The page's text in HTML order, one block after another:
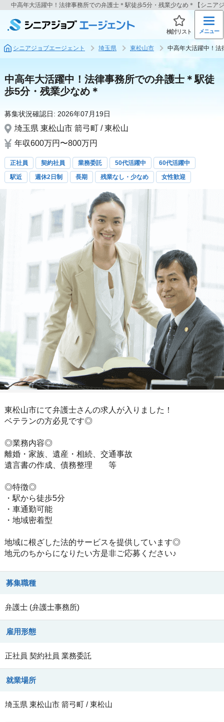
中高年大活躍中！法律事務所での弁護士＊駅徒歩5分・残業少なめ＊【シニア
検討リスト メニュー
シニアジョブエージェント 埼玉県 東松山市 中高年大活躍中！法
中高年大活躍中！法律事務所での弁護士＊駅徒
歩5分・残業少なめ＊
募集状況確認日: 2026年07月19日
埼玉県 東松山市 箭弓町 / 東松山
年収600万円〜800万円
正社員 契約社員 業務委託 50代活躍中
60代活躍中
駅近
週休2日制 長期 残業なし・少なめ 女性歓迎
東松山市にて弁護士さんの求人が入りました！
ベテランの方必見です◎
◎業務内容◎
離婚・家族、遺産・相続、交通事故
遺言書の作成、債務整理 等
◎特徴◎
・駅から徒歩5分
・車通勤可能
・地域密着型
地域に根ざした法的サービスを提供しています◎
地元のちからになりたい方是非ご応募ください♪
募集職種
弁護士 (弁護士事務所)
雇用形態
正社員 契約社員 業務委託
就業場所
埼玉県 東松山市 箭弓町 / 東松山